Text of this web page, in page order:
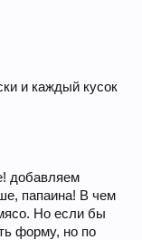
и каждый кусок
добавляем
папаина! В чем
Но если бы
форму, но по